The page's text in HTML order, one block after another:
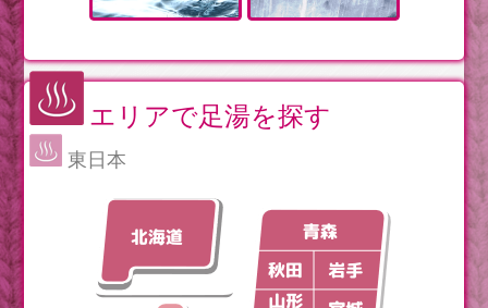
エリアで足湯を探す
東日本